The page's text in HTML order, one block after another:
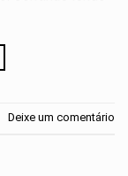
Deixe um comentário